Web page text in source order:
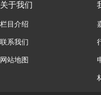
关于我们
栏目介绍
联系我们
网站地图